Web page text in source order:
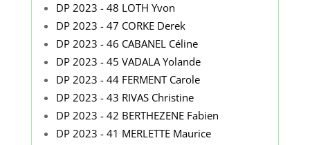
DP 2023 - 48 LOTH Yvon
DP 2023 - 47 CORKE Derek
DP 2023 - 46 CABANEL Céline
DP 2023 - 45 VADALA Yolande
DP 2023 - 44 FERMENT Carole
DP 2023 - 43 RIVAS Christine
DP 2023 - 42 BERTHEZENE Fabien
DP 2023 - 41 MERLETTE Maurice